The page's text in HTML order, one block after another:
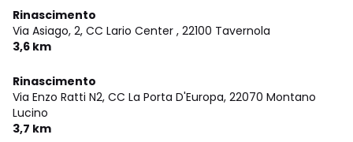
Rinascimento
Via Asiago, 2, CC Lario Center , 22100 Tavernola
3,6 km
Rinascimento
Via Enzo Ratti N2, CC La Porta D'Europa, 22070 Montano
Lucino
3,7 km